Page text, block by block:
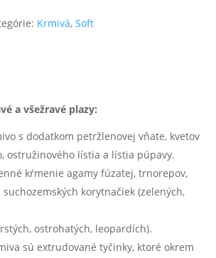
Krmivá, Soft
a všežravé plazy:
s dodatkom petržlenovej vňate, kvetov
ostružinového lístia a lístia púpavy.
kŕmenie agamy fúzatej, trnorepov,
korytnačiek (zelených,
ostrohatých, leopardích).
sú extrudované tyčinky, ktoré okrem